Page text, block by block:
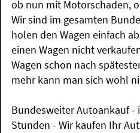
ob nun mit Motorschaden,
Wir sind im gesamten
holen den Wagen einfach
einen Wagen nicht
Wagen schon nach
mehr kann man sich wohl
Bundesweiter Autoankauf -
Stunden - Wir kaufen Ihr